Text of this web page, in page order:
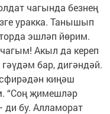
чагында безнең
уракка. Танышып
эшләп йөрим.
Акыл да кереп
бар, дигәндәй.
киңәш
“Соң җимешләр
ди бу. Алламорат